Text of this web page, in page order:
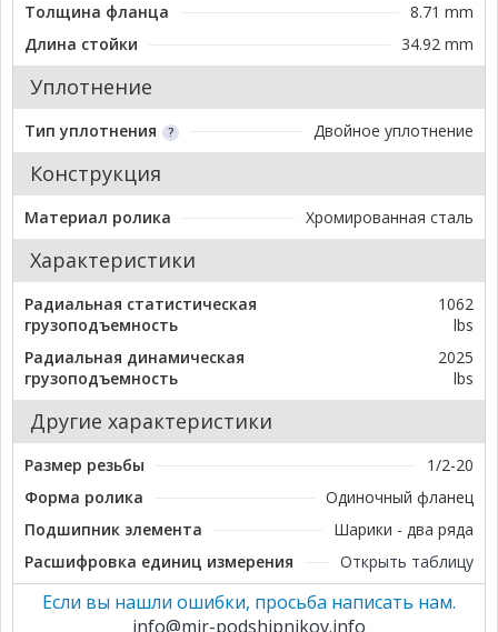
Толщина фланца
8.71 mm
Длина стойки
34.92 mm
Уплотнение
Тип уплотнения Двойное уплотнение
Конструкция
Материал ролика Хромированная сталь
Характеристики
Радиальная статистическая
грузоподъемность
1062
lbs
Радиальная динамическая
грузоподъемность
2025
lbs
Другие характеристики
Размер резьбы
1/2-20
Форма ролика
Одиночный фланец
Подшипник элемента
Шарики - два ряда
Расшифровка единиц измерения
Открыть таблицу
Если вы нашли ошибки, просьба написать нам.
info@mir-podshipnikov.info